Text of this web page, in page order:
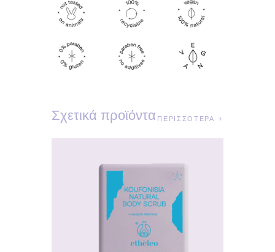
Σχετικά προϊόντα ΠΕΡΙΣΣΌΤΕΡΑ